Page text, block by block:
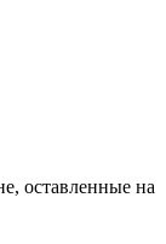
оставленные на